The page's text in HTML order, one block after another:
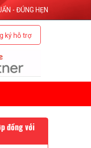
- ĐÚNG HẸN
ký hỗ trợ
đồng với